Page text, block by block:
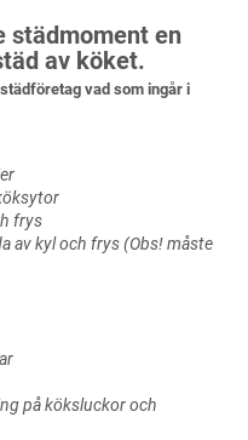
städmoment en
av köket.
vad som ingår i
frys
av kyl och frys (Obs! måste
på köksluckor och